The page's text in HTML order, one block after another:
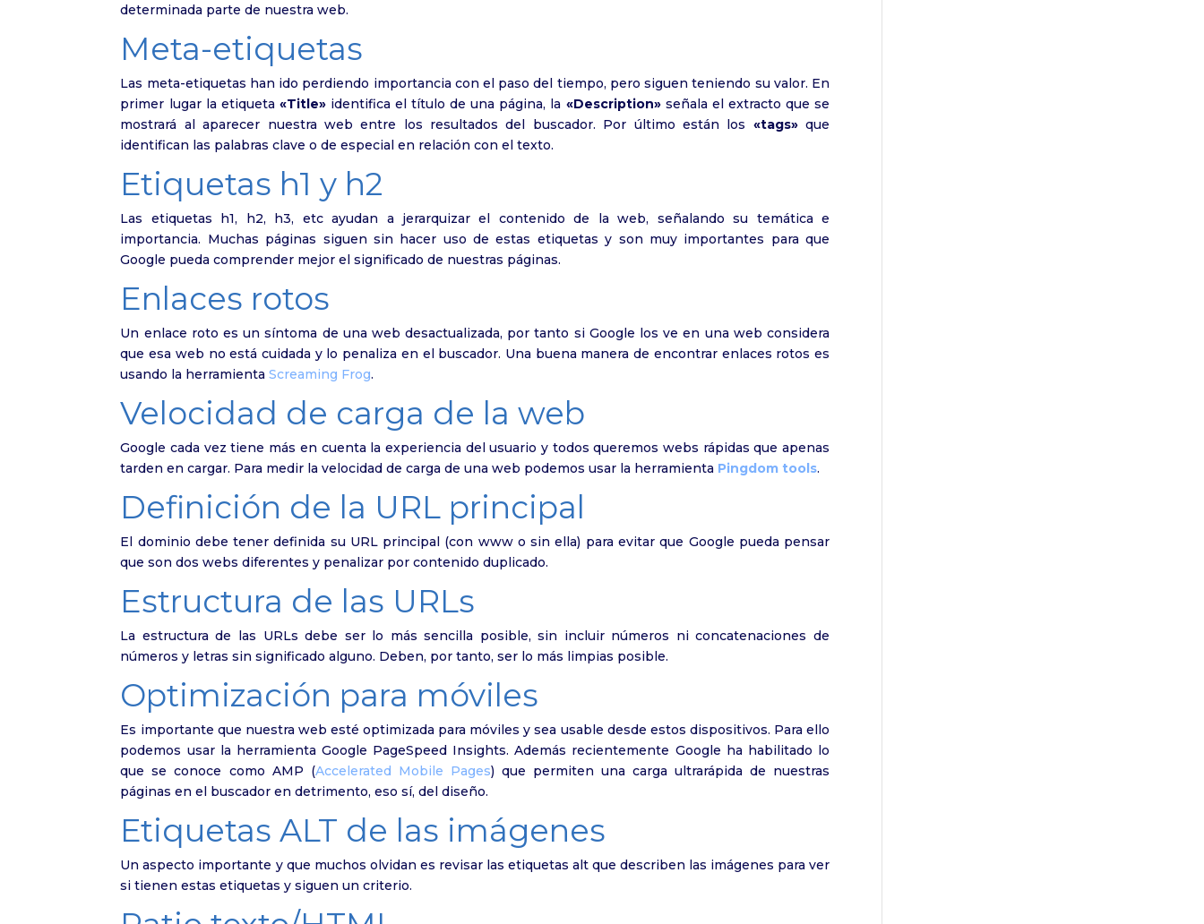
determinada parte de nuestra web.
Meta-etiquetas
Las meta-etiquetas han ido perdiendo importancia con el paso del tiempo, pero siguen teniendo su valor. En
primer lugar la etiqueta «Title»identifica el título de una página, la «Description»señala el extracto que se
mostrará al aparecer nuestra web entre los resultados del buscador. Por último están los «tags»que
identifican las palabras clave o de especial en relación con el texto.
Etiquetas h1 y h2
Las etiquetas h1, h2, h3, etc ayudan a jerarquizar el contenido de la web, señalando su temática e
importancia. Muchas páginas siguen sin hacer uso de estas etiquetas y son muy importantes para que
Google pueda comprender mejor el significado de nuestras páginas.
Enlaces rotos
Un enlace roto es un síntoma de una web desactualizada, por tanto si Google los ve en una web considera
que esa web no está cuidada y lo penaliza en el buscador. Una buena manera de encontrar enlaces rotos es
usando la herramientaScreaming Frog.
Velocidad de carga de la web
Google cada vez tiene más en cuenta la experiencia del usuario y todos queremos webs rápidas que apenas
tarden en cargar. Para medir la velocidad de carga de una web podemos usar la herramienta Pingdom tools.
Definición de la URL principal
El dominio debe tener definida su URL principal (con www o sin ella) para evitar que Google pueda pensar
que son dos webs diferentes y penalizar por contenido duplicado.
Estructura de las URLs
La estructura de las URLs debe ser lo más sencilla posible, sin incluir números ni concatenaciones de
números y letras sin significado alguno. Deben, por tanto, ser lo más limpias posible.
Optimización para móviles
Es importante que nuestra web esté optimizada para móviles y sea usable desde estos dispositivos. Para ello
podemos usar la herramienta Google PageSpeed Insights. Además recientemente Google ha habilitado lo
que se conoce como AMP (Accelerated Mobile Pages) que permiten una carga ultrarápida de nuestras
páginas en el buscador en detrimento, eso sí, del diseño.
Etiquetas ALT de las imágenes
Un aspecto importante y que muchos olvidan es revisar las etiquetas alt que describen las imágenes para ver
si tienen estas etiquetas y siguen un criterio.